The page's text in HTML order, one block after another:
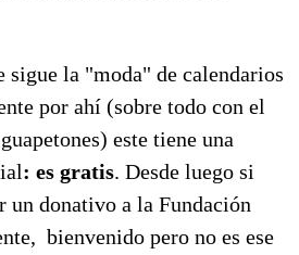
sigue la "moda" de calendarios
por ahí (sobre todo con el
este tiene una
: es gratis. Desde luego si
un donativo a la Fundación
bienvenido pero no es ese